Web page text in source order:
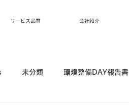
サービス品質 会社紹介
未分類 環境整備DAY報告書